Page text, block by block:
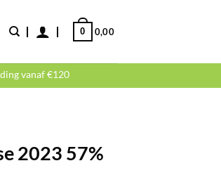
0,00
0
vanaf €120
2023 57%